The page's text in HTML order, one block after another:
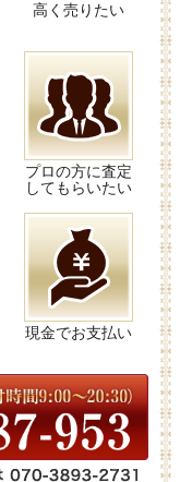
高く売りたい
プロの方に査定
してもらいたい
現金でお支払い